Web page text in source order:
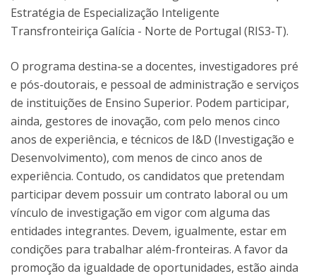
Estratégia de Especialização Inteligente
Transfronteiriça Galícia - Norte de Portugal (RIS3-T).
O programa destina-se a docentes, investigadores pré
e pós-doutorais, e pessoal de administração e serviços
de instituições de Ensino Superior. Podem participar,
ainda, gestores de inovação, com pelo menos cinco
anos de experiência, e técnicos de I&D (Investigação e
Desenvolvimento), com menos de cinco anos de
experiência. Contudo, os candidatos que pretendam
participar devem possuir um contrato laboral ou um
vínculo de investigação em vigor com alguma das
entidades integrantes. Devem, igualmente, estar em
condições para trabalhar além-fronteiras. A favor da
promoção da igualdade de oportunidades, estão ainda